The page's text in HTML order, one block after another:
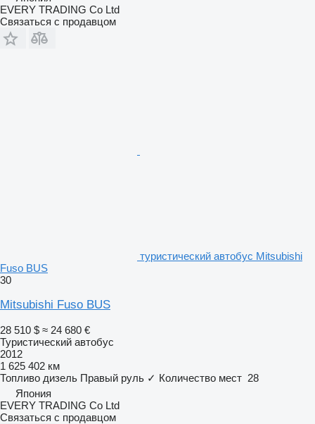
EVERY TRADING Co Ltd
Связаться с продавцом
туристический автобус Mitsubishi
Fuso BUS
30
Mitsubishi Fuso BUS
28 510 $ ≈ 24 680 €
Туристический автобус
2012
1 625 402 км
Топливо дизель Правый руль ✓ Количество мест 28
Япония
EVERY TRADING Co Ltd
Связаться с продавцом